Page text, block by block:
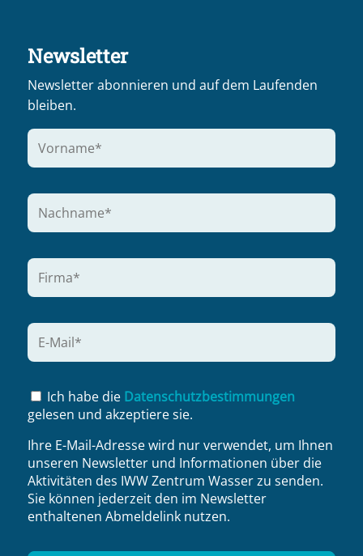
Newsletter
Newsletter abonnieren und auf dem Laufenden
bleiben.
Ich habe die Datenschutzbestimmungen
gelesen und akzeptiere sie.
Ihre E-Mail-Adresse wird nur verwendet, um Ihnen
unseren Newsletter und Informationen über die
Aktivitäten des IWW Zentrum Wasser zu senden.
Sie können jederzeit den im Newsletter
enthaltenen Abmeldelink nutzen.